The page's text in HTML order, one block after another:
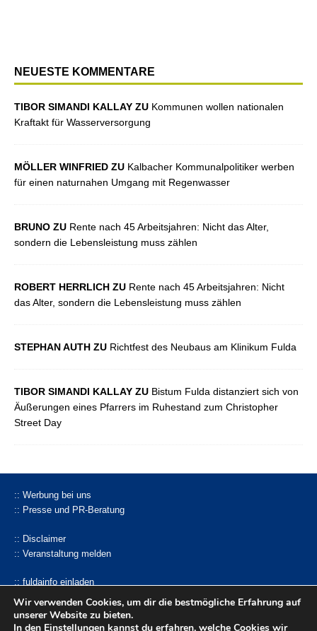
NEUESTE KOMMENTARE
TIBOR SIMANDI KALLAY ZU Kommunen wollen nationalen
Kraftakt für Wasserversorgung
MÖLLER WINFRIED ZU Kalbacher Kommunalpolitiker werben
für einen naturnahen Umgang mit Regenwasser
BRUNO ZU Rente nach 45 Arbeitsjahren: Nicht das Alter,
sondern die Lebensleistung muss zählen
ROBERT HERRLICH ZU Rente nach 45 Arbeitsjahren: Nicht
das Alter, sondern die Lebensleistung muss zählen
STEPHAN AUTH ZU Richtfest des Neubaus am Klinikum Fulda
TIBOR SIMANDI KALLAY ZU Bistum Fulda distanziert sich von
Äußerungen eines Pfarrers im Ruhestand zum Christopher
Street Day
:: Werbung bei uns
:: Presse und PR-Beratung
:: Disclaimer
:: Veranstaltung melden
:: fuldainfo einladen
:: Pressemitteilung einsenden
facebook |Whatsapp-Kanal|bluseky|mastodon
Wir verwenden Cookies, um dir die bestmögliche Erfahrung auf
unserer Website zu bieten.
In den Einstellungen kannst du erfahren, welche Cookies wir